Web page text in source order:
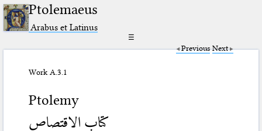
Ptolemaeus
Arabus et Latinus
☰
Previous Next
Work A.3.1
Ptolemy
كتاب الاقتصاص